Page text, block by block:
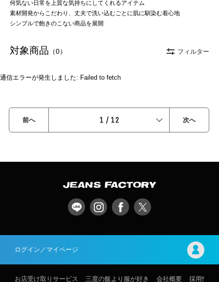
何気ない日常を上質な気持ちにしてくれるアイテム
素材開発からこだわり、丈夫で洗い込むごとに肌に馴染む着心地
シンプルで飽きのこない商品を展開
対象商品 （0） フィルター
通信エラーが発生しました: Failed to fetch
前へ 1 / 12 次へ
ログイン／マイページ
お店受け取りサービス 三度の飯より服が好き 会社概要 採用情報